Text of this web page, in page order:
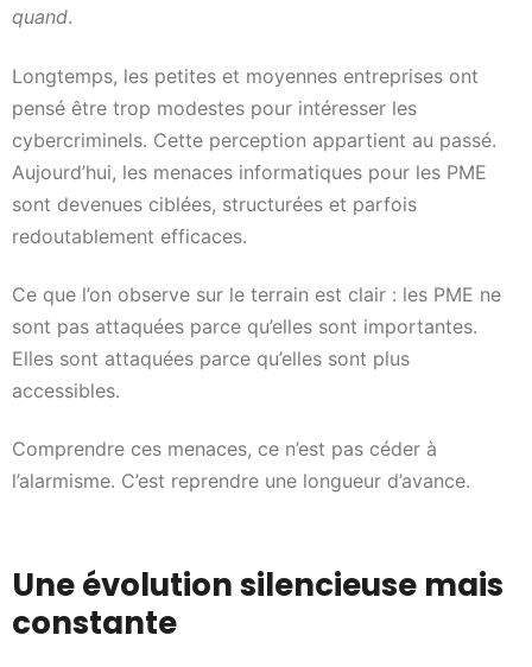
quand.
Longtemps, les petites et moyennes entreprises ont
pensé être trop modestes pour intéresser les
cybercriminels. Cette perception appartient au passé.
Aujourd’hui, les menaces informatiques pour les PME
sont devenues ciblées, structurées et parfois
redoutablement efficaces.
Ce que l’on observe sur le terrain est clair : les PME ne
sont pas attaquées parce qu’elles sont importantes.
Elles sont attaquées parce qu’elles sont plus
accessibles.
Comprendre ces menaces, ce n’est pas céder à
l’alarmisme. C’est reprendre une longueur d’avance.
Une évolution silencieuse mais
constante